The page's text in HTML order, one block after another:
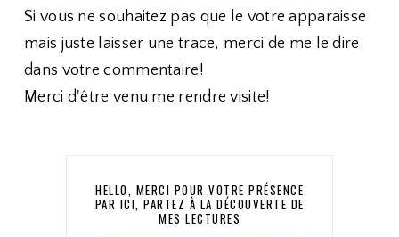
Si vous ne souhaitez pas que le votre apparaisse
mais juste laisser une trace, merci de me le dire
dans votre commentaire!
Merci d'être venu me rendre visite!
HELLO, MERCI POUR VOTRE PRÉSENCE
PAR ICI, PARTEZ À LA DÉCOUVERTE DE
MES LECTURES